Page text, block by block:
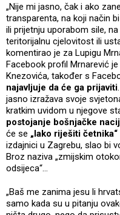
„Nije mi jasno, čak i ako
transparenta, na koji način
ili prijetnju uporabom sile,
teritorijalnu cjelovitost ili
komentirao je za Lupigu
Facebook profil Mrnarević
Knezovića, također s
najavljuje da će ga prijaviti
jasno izražava svoje
kratkim uvidom u njegove
postojanje bošnjačke
će se „lako riješiti četnika“
izdajnici u Zagrebu, slao bi
Broz naziva „zmijskim
odsijeca“…
„Baš me zanima jesu li
samo kada su u pitanju